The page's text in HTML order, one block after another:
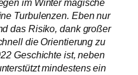
im Winter magische
Turbulenzen. Eben nur
das Risiko, dank großer
die Orientierung zu
Geschichte ist, neben
mindestens ein